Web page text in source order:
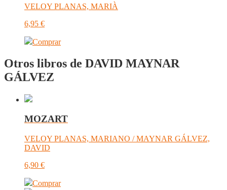
VELOY PLANAS, MARIÀ
6,95 €
Comprar
Otros libros de DAVID MAYNAR
GÁLVEZ
MOZART
VELOY PLANAS, MARIANO / MAYNAR GÁLVEZ,
DAVID
6,90 €
Comprar